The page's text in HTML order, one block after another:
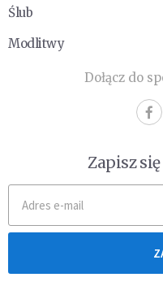
Ślub
Modlitwy
Dołącz do
Zapisz